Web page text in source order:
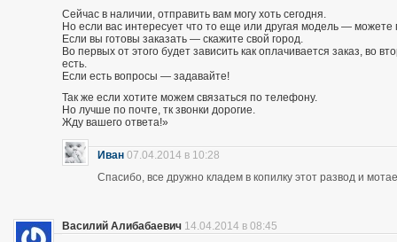
Сейчас в наличии, отправить вам могу хоть сегодня.
Но если вас интересует что то еще или другая модель —
Если вы готовы заказать — скажите свой город.
Во первых от этого будет зависить как оплачивается заказ, во
есть.
Если есть вопросы — задавайте!
Так же если хотите можем связаться по телефону.
Но лучше по почте, тк звонки дорогие.
Жду вашего ответа!»
Иван 07.04.2014 в 10:28
Спасибо, все дружно кладем в копилку этот развод и
Василий Алибабаевич 14.04.2014 в 08:45